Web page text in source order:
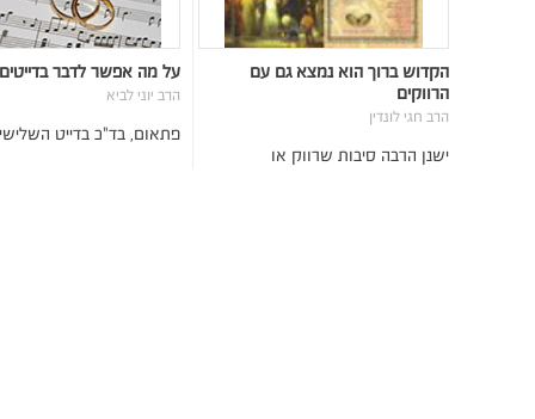
הקדוש ברוך הוא נמצא גם עם
הרווקים
הרב חגי לונדין
ישנן הרבה סיבות שרווק או
על מה אפשר לדבר
הרב יוני לביא
פתאום, בד"כ בדייט השלישי